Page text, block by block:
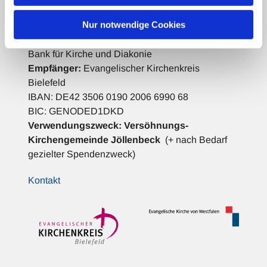
Nur notwendige Cookies
Spenden für die Gemeindearbeit:
Bank für Kirche und Diakonie
Empfänger: Evangelischer Kirchenkreis
Bielefeld
IBAN: DE42 3506 0190 2006 6990 68
BIC: GENODED1DKD
Verwendungszweck: Versöhnungs-
Kirchengemeinde Jöllenbeck (+ nach Bedarf
gezielter Spendenzweck)
Kontakt